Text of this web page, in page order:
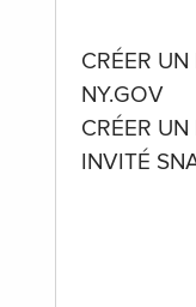
CRÉER
NY.GOV
CRÉER
INVITÉ